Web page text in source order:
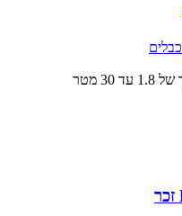
כבלים